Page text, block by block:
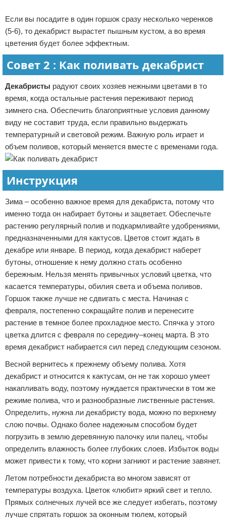
Если вы посадите в один горшок сразу несколько черенков
(5-6), то декабрист вырастет пышным кустом, а во время
цветения будет более эффектным.
Совет 2 : Как поливать декабрист
Декабристы радуют своих хозяев нежными цветами в то
время, когда остальные растения переживают период
зимнего сна. Обеспечить благоприятные условия данному
виду не составит труда, если правильно выдержать
температурный и световой режим. Важную роль играет и
объем поливов, который меняется вместе с временами года.
Инструкция
Зима – особенно важное время для декабриста, потому что
именно тогда он набирает бутоны и зацветает. Обеспечьте
растению регулярный полив и подкармливайте удобрениями,
предназначенными для кактусов. Цветов стоит ждать в
декабре или январе. В период, когда декабрист наберет
бутоны, отношение к нему должно стать особенно
бережным. Нельзя менять привычных условий цветка, что
касается температуры, обилия света и объема поливов.
Горшок также лучше не сдвигать с места. Начиная с
февраля, постепенно сокращайте полив и перенесите
растение в темное более прохладное место. Спячка у этого
цветка длится с февраля по середину–конец марта. В это
время декабрист набирается сил перед следующим сезоном.
Весной вернитесь к прежнему объему полива. Хотя
декабрист и относится к кактусам, он не так хорошо умеет
накапливать воду, поэтому нуждается практически в том же
режиме полива, что и разнообразные лиственные растения.
Определить, нужна ли декабристу вода, можно по верхнему
слою почвы. Однако более надежным способом будет
погрузить в землю деревянную палочку или палец, чтобы
определить влажность более глубоких слоев. Избыток воды
может привести к тому, что корни загниют и растение завянет.
Летом потребности декабриста во многом зависят от
температуры воздуха. Цветок «любит» яркий свет и тепло.
Прямых солнечных лучей все же следует избегать, поэтому
лучше спрятать горшок за оконным тюлем, который